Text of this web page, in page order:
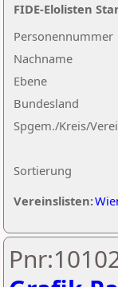
Nachname
Ebene
Sortierung
Personennummer
Bundesland
Spgem./Kreis/
Vereinslisten:
FIDE-Elolisten